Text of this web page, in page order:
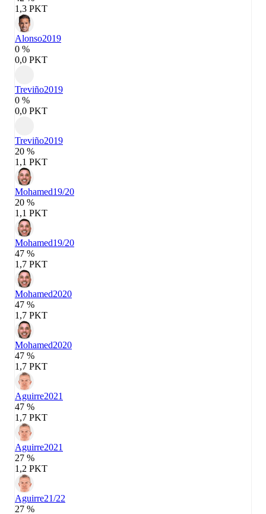
1,3 PKT
Alonso2019
0 %
0,0 PKT
Treviño2019
0 %
0,0 PKT
Treviño2019
20 %
1,1 PKT
Mohamed19/20
20 %
1,1 PKT
Mohamed19/20
47 %
1,7 PKT
Mohamed2020
47 %
1,7 PKT
Mohamed2020
47 %
1,7 PKT
Aguirre2021
47 %
1,7 PKT
Aguirre2021
27 %
1,2 PKT
Aguirre21/22
27 %